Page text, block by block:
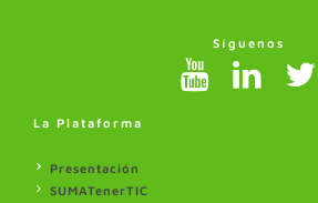
Síguenos
La Plataforma
Presentación
SUMATenerTIC